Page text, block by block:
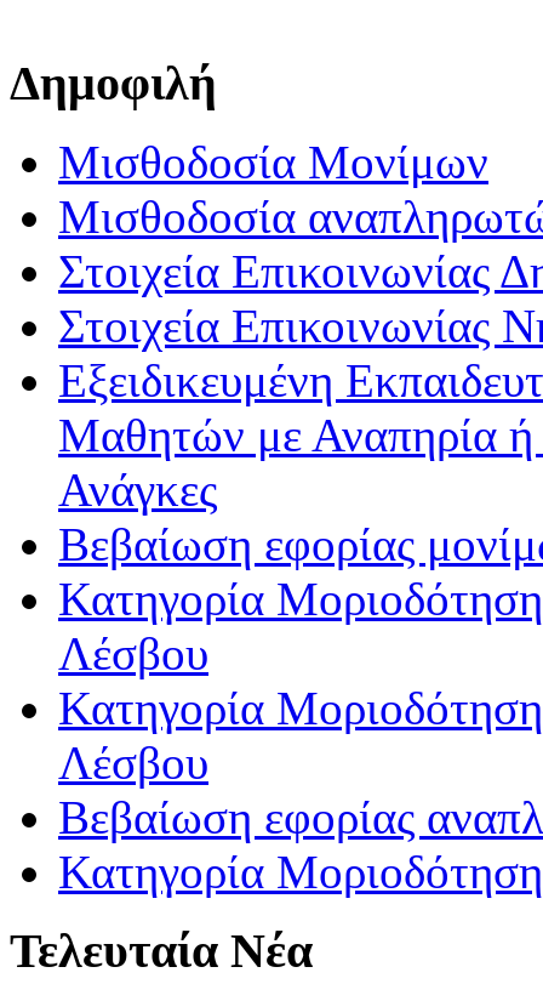
Δημοφιλή
Μισθοδοσία Μονίμων
Μισθοδοσία
Στοιχεία Επικοινωνίας
Στοιχεία Επικοινωνίας
Εξειδικευμένη
Μαθητών με Αναπηρία ή /
Ανάγκες
Βεβαίωση εφορίας
Κατηγορία
Λέσβου
Κατηγορία
Λέσβου
Βεβαίωση εφορίας
Κατηγορία
Τελευταία Νέα